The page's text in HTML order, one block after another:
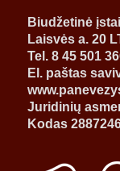
Biudžetinė
Laisvės a. 20
Tel. 8 45 501
El. paštas
Juridinių
Kodas